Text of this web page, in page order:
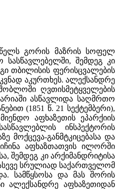
წელს გორის მაზრის სოფელ
სასწავლებელში, შემდეგ კი
თბილისის ფერისცვალების
აკურთხეს. ალექსანდრე
ღვთისმეტყველების
ასწავლიდა საღმრთო
(1851 წ. 21 სექტემბერი),
აფხაზეთის ეპარქიის
ინსპექტორის
მოქცევა-განმტკიცებასა და
აფხაზთათვის ილორში
შემდეგ კი არქიმანდრიტისა
სრულიად საქართველომ
სამწყსოსა და მას შორის
ალექსანდრე აფხაზეთიდან